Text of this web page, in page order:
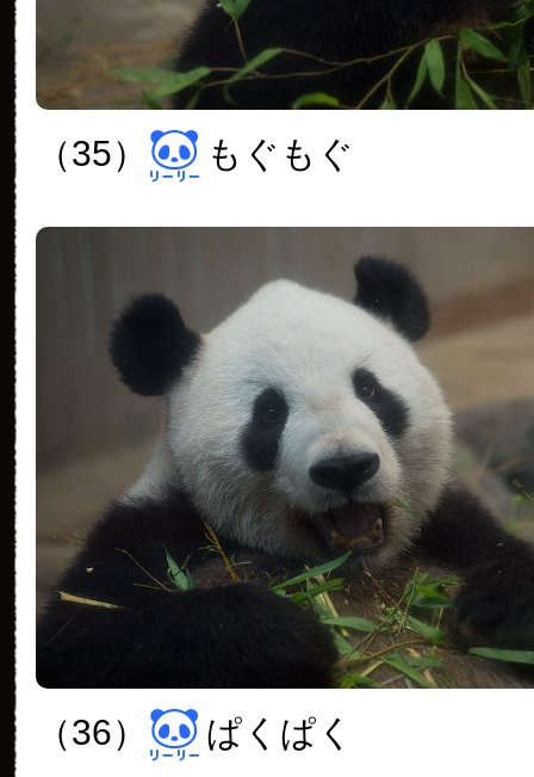
（35） もぐもぐ
（36） ぱくぱく